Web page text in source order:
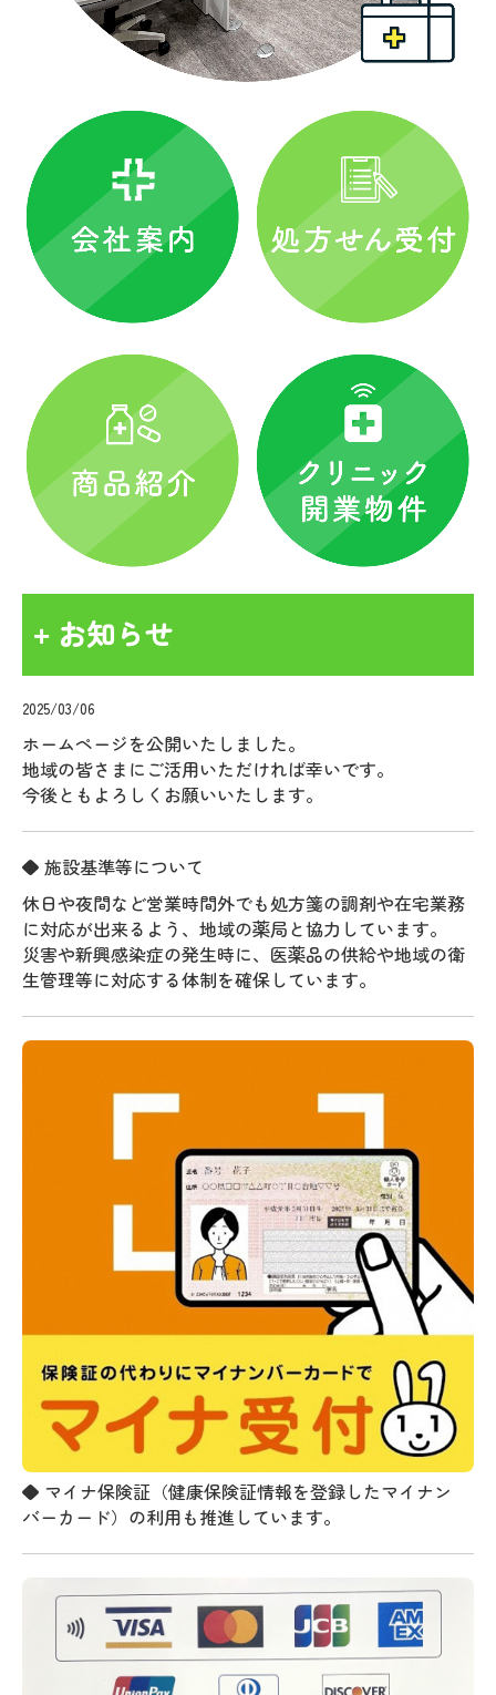
+ お知らせ
2025/03/06
ホームページを公開いたしました。
地域の皆さまにご活用いただければ幸いです。
今後ともよろしくお願いいたします。
◆ 施設基準等について
休日や夜間など営業時間外でも処方箋の調剤や在宅業務
に対応が出来るよう、地域の薬局と協力しています。
災害や新興感染症の発生時に、医薬品の供給や地域の衛
生管理等に対応する体制を確保しています。
◆ マイナ保険証（健康保険証情報を登録したマイナン
バーカード）の利用も推進しています。